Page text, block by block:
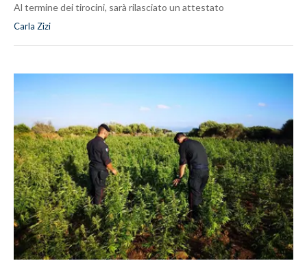
Al termine dei tirocini, sarà rilasciato un attestato
Carla Zizi